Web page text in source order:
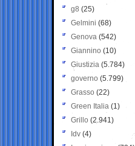
g8 (25)
Gelmini (68)
Genova (542)
Giannino (10)
Giustizia (5.784)
governo (5.799)
Grasso (22)
Green Italia (1)
Grillo (2.941)
Idv (4)